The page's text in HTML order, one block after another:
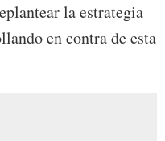
la estrategia
en contra de esta